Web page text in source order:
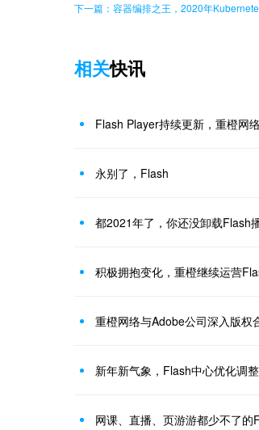
下一篇：容器编排之王，2020年
相关快讯
Flash Player持续更新，重橙网
永别了，Flash
都2021年了，你还没卸载Flash
积极拥抱变化，重橙继续运营
重橙网络与Adobe公司深入版权
新年新气象，Flash中心优化调
网课、直播、页游游都少不了